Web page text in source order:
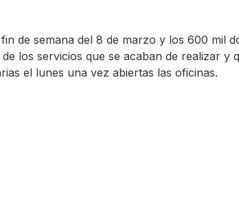
de semana del 8 de marzo y los 600 mil
los servicios que se acaban de realizar y
el lunes una vez abiertas las oficinas.